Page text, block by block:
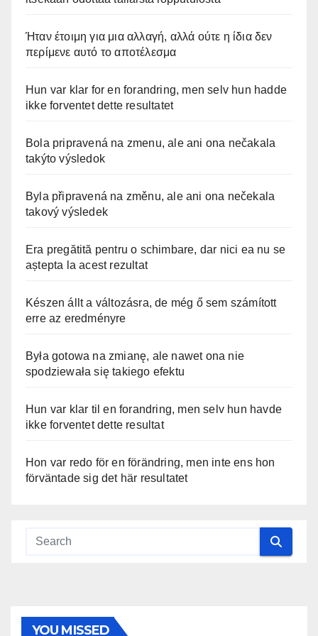
Ήταν έτοιμη για μια αλλαγή, αλλά ούτε η ίδια δεν
περίμενε αυτό το αποτέλεσμα
Hun var klar for en forandring, men selv hun hadde
ikke forventet dette resultatet
Bola pripravená na zmenu, ale ani ona nečakala
takýto výsledok
Byla připravená na změnu, ale ani ona nečekala
takový výsledek
Era pregătită pentru o schimbare, dar nici ea nu se
aștepta la acest rezultat
Készen állt a változásra, de még ő sem számított
erre az eredményre
Była gotowa na zmianę, ale nawet ona nie
spodziewała się takiego efektu
Hun var klar til en forandring, men selv hun havde
ikke forventet dette resultat
Hon var redo för en förändring, men inte ens hon
förväntade sig det här resultatet
YOU MISSED